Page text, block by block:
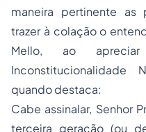
maneira pertinente as
trazer à colação o
Mello, ao
Inconstitucionalidade
quando destaca:
Cabe assinalar, Senhor
terceira geração (ou